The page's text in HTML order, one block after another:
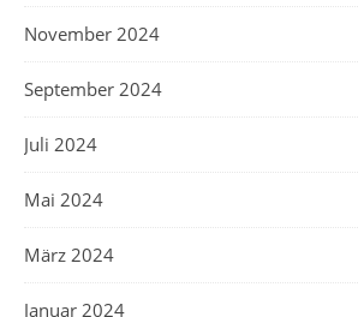
November 2024
September 2024
Juli 2024
Mai 2024
März 2024
Januar 2024